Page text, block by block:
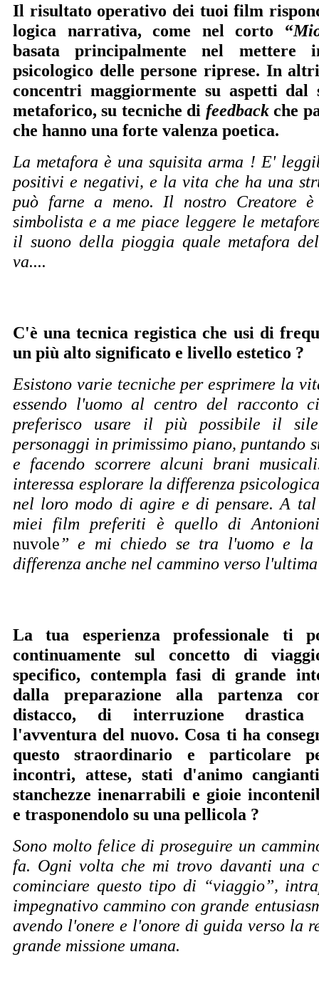
Il risultato operativo dei tuoi film
logica narrativa, come nel corto “
basata principalmente nel mettere
psicologico delle persone riprese. In
concentri maggiormente su aspetti dal
metaforico, su tecniche di feedbackche
che hanno una forte valenza poetica.
La metafora è una squisita arma ! E'
positivi e negativi, e la vita che ha una
può farne a meno. Il nostro Creatore
simbolista e a me piace leggere le
il suono della pioggia quale metafora
va....
C'è una tecnica registica che usi di
un più alto significato e livello estetico ?
Esistono varie tecniche per esprimere la
essendo l'uomo al centro del racconto
preferisco usare il più possibile il
personaggi in primissimo piano, puntando
e facendo scorrere alcuni brani
interessa esplorare la differenza
nel loro modo di agire e di pensare. A
miei film preferiti è quello di
nuvole” e mi chiedo se tra l'uomo e la
differenza anche nel cammino verso
La tua esperienza professionale ti
continuamente sul concetto di
specifico, contempla fasi di grande
dalla preparazione alla partenza
distacco, di interruzione
l'avventura del nuovo. Cosa ti ha
questo straordinario e particolare
incontri, attese, stati d'animo
stanchezze inenarrabili e gioie
e trasponendolo su una pellicola ?
Sono molto felice di proseguire un
fa. Ogni volta che mi trovo davanti una
cominciare questo tipo di “viaggio”,
impegnativo cammino con grande
avendo l'onere e l'onore di guida verso la
grande missione umana.